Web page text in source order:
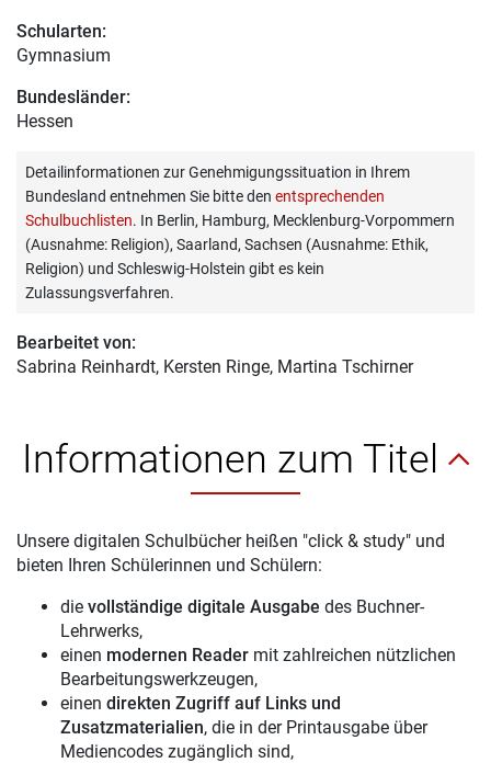
Schularten:
Gymnasium
Bundesländer:
Hessen
Detailinformationen zur Genehmigungssituation in Ihrem
Bundesland entnehmen Sie bitte den entsprechenden
Schulbuchlisten. In Berlin, Hamburg, Mecklenburg-Vorpommern
(Ausnahme: Religion), Saarland, Sachsen (Ausnahme: Ethik,
Religion) und Schleswig-Holstein gibt es kein
Zulassungsverfahren.
Bearbeitet von:
Sabrina Reinhardt, Kersten Ringe, Martina Tschirner
Informationen zum Titel
Unsere digitalen Schulbücher heißen "click & study" und
bieten Ihren Schülerinnen und Schülern:
die vollständige digitale Ausgabe des Buchner-
Lehrwerks,
einen modernen Reader mit zahlreichen nützlichen
Bearbeitungswerkzeugen,
einen direkten Zugriff auf Links und
Zusatzmaterialien, die in der Printausgabe über
Mediencodes zugänglich sind,